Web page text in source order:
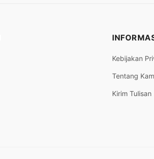
Kebijakan
Tentang
Kirim Tulisan